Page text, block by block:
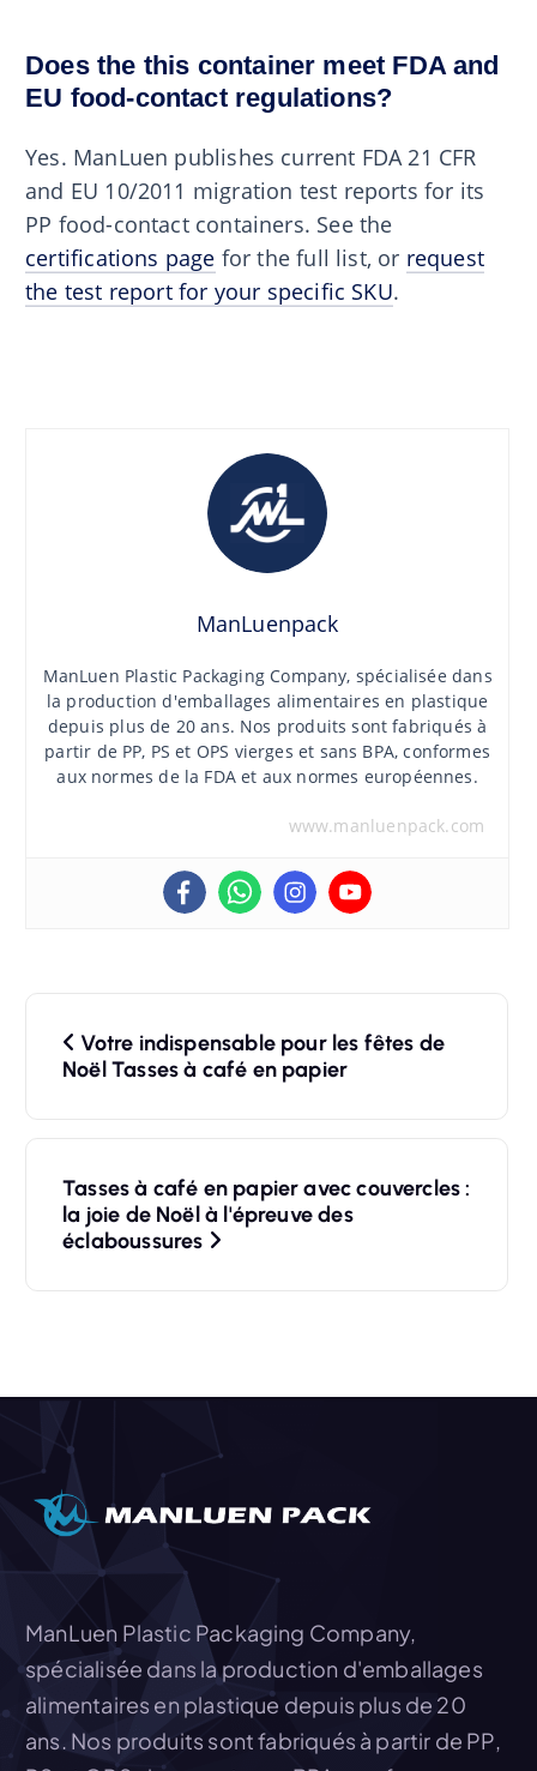
Does the this container meet FDA and
EU food-contact regulations?
Yes. ManLuen publishes current FDA 21 CFR
and EU 10/2011 migration test reports for its
PP food-contact containers. See the
certifications page for the full list, or request
the test report for your specific SKU.
ManLuenpack
ManLuen Plastic Packaging Company, spécialisée dans
la production d'emballages alimentaires en plastique
depuis plus de 20 ans. Nos produits sont fabriqués à
partir de PP, PS et OPS vierges et sans BPA, conformes
aux normes de la FDA et aux normes européennes.
www.manluenpack.com
o
d
’
a
r
Votre indispensable pour les fêtes de
Noël Tasses à café en papier
Tasses à café en papier avec couvercles :
la joie de Noël à l'épreuve des
éclaboussures
ManLuen Plastic Packaging Company,
spécialisée dans la production d'emballages
alimentaires en plastique depuis plus de 20
ans. Nos produits sont fabriqués à partir de PP,